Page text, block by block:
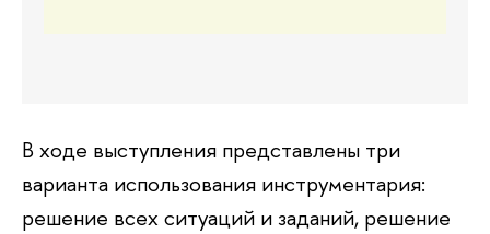
В ходе выступления представлены три
варианта использования инструментария:
решение всех ситуаций и заданий, решение